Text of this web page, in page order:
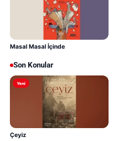
Masal Masal İçinde
Son Konular
Yeni
Çeyiz